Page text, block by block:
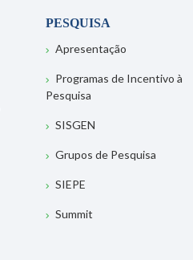
PESQUISA
Apresentação
Programas de Incentivo à
Pesquisa
SISGEN
Grupos de Pesquisa
SIEPE
Summit